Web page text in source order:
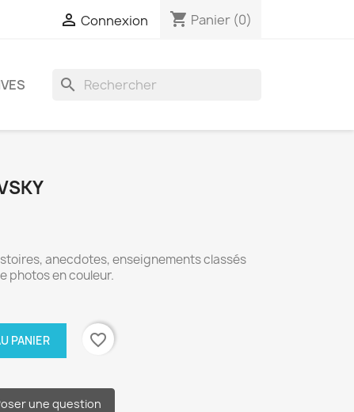
 Connexion shopping_cart Panier (0)
search
anecdotes, enseignements classés
photos en couleur.
PANIER favorite_border
une question